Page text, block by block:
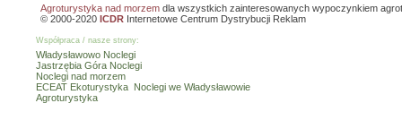
Agroturystyka nad morzem dla wszystkich zainteresowanych wypoczynkiem
© 2000-2020 ICDR Internetowe Centrum Dystrybucji Reklam
Współpraca / nasze strony:
Władysławowo Noclegi
Jastrzębia Góra Noclegi
Noclegi nad morzem
ECEAT Ekoturystyka Noclegi we Władysławowie
Agroturystyka